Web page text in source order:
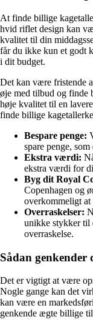
At finde billige
hvid riflet design kan
kvalitet til din
får du ikke kun et godt
i dit budget.
Det kan være fristende
øje med tilbud og finde
høje kvalitet til en
finde billige
Bespare penge:
spare penge,
Ekstra værdi:
ekstra værdi for
Byg dit Royal
Copenhagen og
overkommeligt
Overraskelser:
unikke stykker til
overraskelse.
Sådan
Det er vigtigt at være
Nogle gange kan det
kan være en
genkende ægte billige